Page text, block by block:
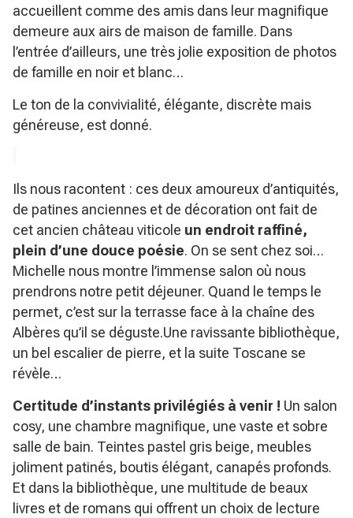
accueillent comme des amis dans leur magnifique
demeure aux airs de maison de famille. Dans
l’entrée d’ailleurs, une très jolie exposition de photos
de famille en noir et blanc…
Le ton de la convivialité, élégante, discrète mais
généreuse, est donné.
Ils nous racontent : ces deux amoureux d’antiquités,
de patines anciennes et de décoration ont fait de
cet ancien château viticole un endroit raffiné,
plein d’une douce poésie. On se sent chez soi…
Michelle nous montre l’immense salon où nous
prendrons notre petit déjeuner. Quand le temps le
permet, c’est sur la terrasse face à la chaîne des
Albères qu’il se déguste.Une ravissante bibliothèque,
un bel escalier de pierre, et la suite Toscane se
révèle…
Certitude d’instants privilégiés à venir ! Un salon
cosy, une chambre magnifique, une vaste et sobre
salle de bain. Teintes pastel gris beige, meubles
joliment patinés, boutis élégant, canapés profonds.
Et dans la bibliothèque, une multitude de beaux
livres et de romans qui offrent un choix de lecture